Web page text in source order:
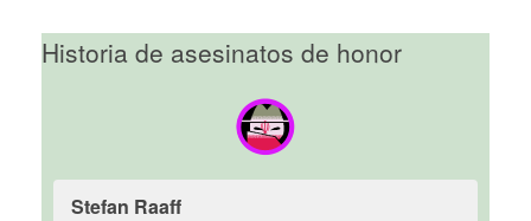
Historia de asesinatos de honor
Stefan Raaff